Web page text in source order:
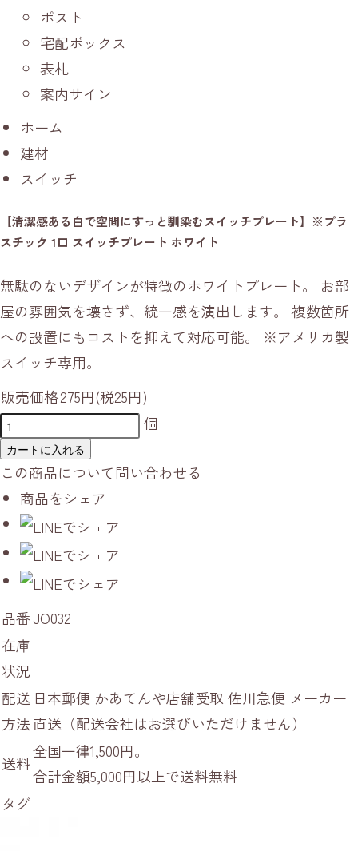
ポスト
宅配ボックス
表札
案内サイン
ホーム
建材
スイッチ
【清潔感ある白で空間にすっと馴染むスイッチプレート】※プラ
スチック 1口 スイッチプレート ホワイト
無駄のないデザインが特徴のホワイトプレート。 お部
屋の雰囲気を壊さず、統一感を演出します。 複数箇所
への設置にもコストを抑えて対応可能。 ※アメリカ製
スイッチ専用。
販売価格275円(税25円)
個
カートに入れる
この商品について問い合わせる
商品をシェア
品番JO032
在庫
状況
配送
方法
日本郵便 かあてんや店舗受取 佐川急便 メーカー
直送（配送会社はお選びいただけません）
送料
全国一律1,500円。
合計金額5,000円以上で送料無料
タグ